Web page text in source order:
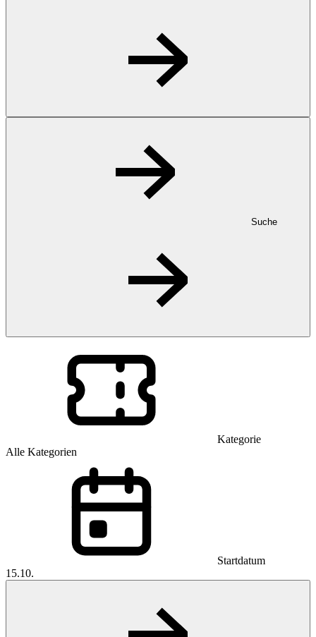
Suche
Kategorie
Alle Kategorien
Startdatum
15.10.